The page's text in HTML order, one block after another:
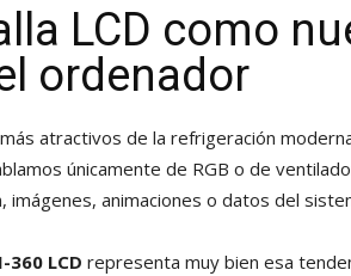
LCD como
ordenador
atractivos de la refrigeración
únicamente de RGB o de
imágenes, animaciones o datos del
360 LCD representa muy bien esa